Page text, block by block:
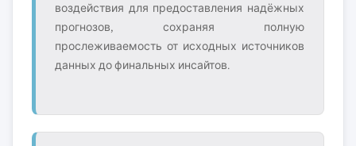
воздействия для предоставления надёжных
прогнозов, сохраняя полную
прослеживаемость от исходных источников
данных до финальных инсайтов.